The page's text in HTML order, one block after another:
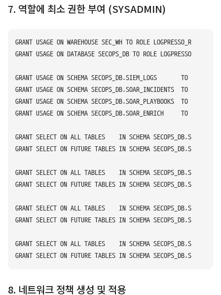
7. 역할에 최소 권한 부여 (SYSADMIN)
GRANT USAGE ON WAREHOUSE SEC_WH TO ROLE
GRANT USAGE ON DATABASE SECOPS_DB TO ROLE
GRANT USAGE ON SCHEMA SECOPS_DB.SIEM_LOGS       TO ROLE
GRANT USAGE ON SCHEMA SECOPS_DB.SOAR_INCIDENTS  TO ROLE
GRANT USAGE ON SCHEMA SECOPS_DB.SOAR_PLAYBOOKS  TO ROLE
GRANT USAGE ON SCHEMA SECOPS_DB.SOAR_ENRICH     TO ROLE
GRANT SELECT ON ALL TABLES    IN SCHEMA SECOPS_DB.SIEM_LOGS
GRANT SELECT ON FUTURE TABLES IN SCHEMA SECOPS_DB.SIEM_LOGS
GRANT SELECT ON ALL TABLES    IN SCHEMA
GRANT SELECT ON FUTURE TABLES IN SCHEMA
GRANT SELECT ON ALL TABLES    IN SCHEMA
GRANT SELECT ON FUTURE TABLES IN SCHEMA
GRANT SELECT ON ALL TABLES    IN SCHEMA
8. 네트워크 정책 생성 및 적용